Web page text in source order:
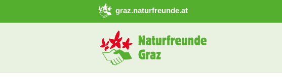
➜ Hauptregion der Seite anspringen
graz.naturfreunde.at